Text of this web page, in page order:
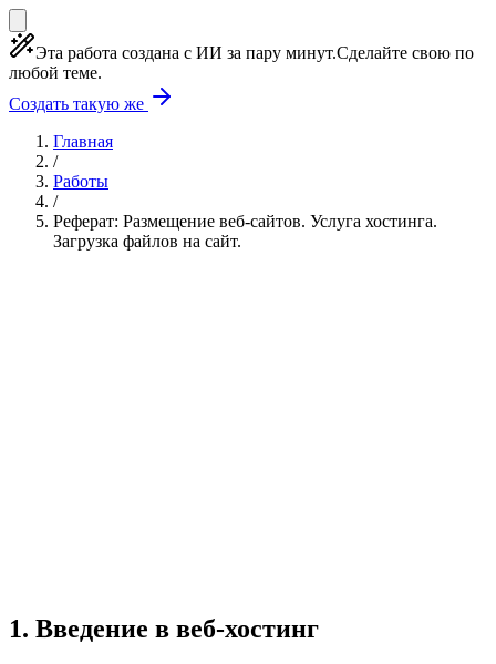
Эта работа создана с ИИ за пару минут.Сделайте свою по
любой теме.
Создать такую же
Главная
/
Работы
/
Реферат: Размещение веб-сайтов. Услуга хостинга.
Загрузка файлов на сайт.
1. Введение в веб-хостинг